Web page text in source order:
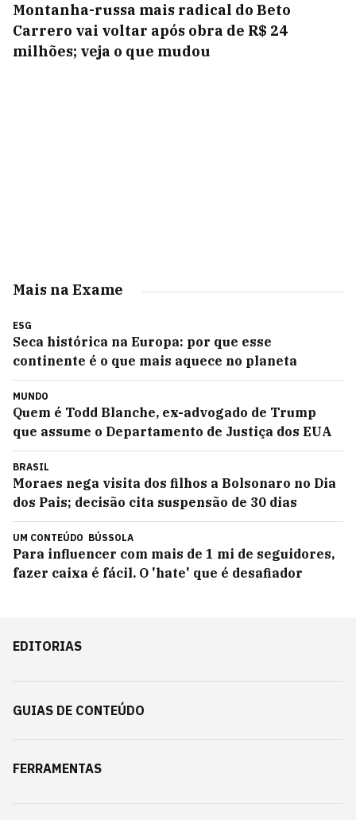
Montanha-russa mais radical do Beto
Carrero vai voltar após obra de R$ 24
milhões; veja o que mudou
Mais na Exame
ESG
Seca histórica na Europa: por que esse
continente é o que mais aquece no planeta
MUNDO
Quem é Todd Blanche, ex-advogado de Trump
que assume o Departamento de Justiça dos EUA
BRASIL
Moraes nega visita dos filhos a Bolsonaro no Dia
dos Pais; decisão cita suspensão de 30 dias
UM CONTEÚDO BÚSSOLA
Para influencer com mais de 1 mi de seguidores,
fazer caixa é fácil. O 'hate' que é desafiador
EDITORIAS
GUIAS DE CONTEÚDO
FERRAMENTAS